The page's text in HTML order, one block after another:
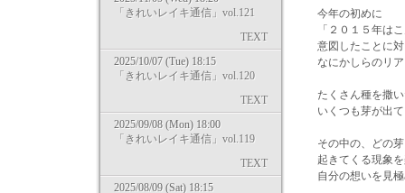
「きれいレイキ通信」vol.121
TEXT
2025/10/07 (Tue) 18:15
「きれいレイキ通信」vol.120
TEXT
2025/09/08 (Mon) 18:00
「きれいレイキ通信」vol.119
TEXT
2025/08/09 (Sat) 18:15
今年の初めに
「２０１５年は
意図したことに
なにかしらのリア
たくさん種を撒
いくつも芽が出
その中の、どの
起きてくる現象
自分の想いを見